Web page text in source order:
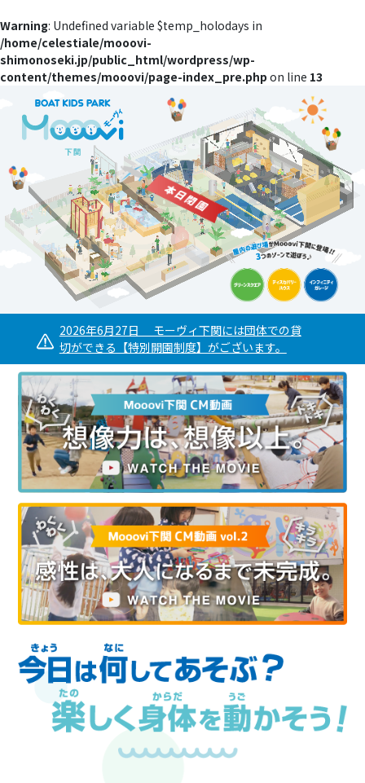
Warning: Undefined variable $temp_holodays in
/home/celestiale/mooovi-
shimonoseki.jp/public_html/wordpress/wp-
content/themes/mooovi/page-index_pre.php on line 13
2026年6月27日 モーヴィ下関には団体での貸
切ができる【特別開園制度】がございます。